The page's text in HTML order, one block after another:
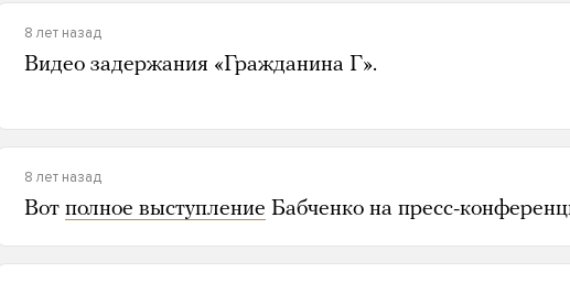
8 лет назад
Видео задержания «Гражданина Г».
8 лет назад
Вот полное выступление Бабченко на пресс-